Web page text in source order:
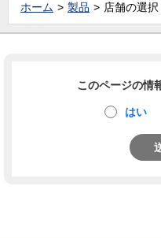
ホーム 製品 店舗の選択
このページの情
はい